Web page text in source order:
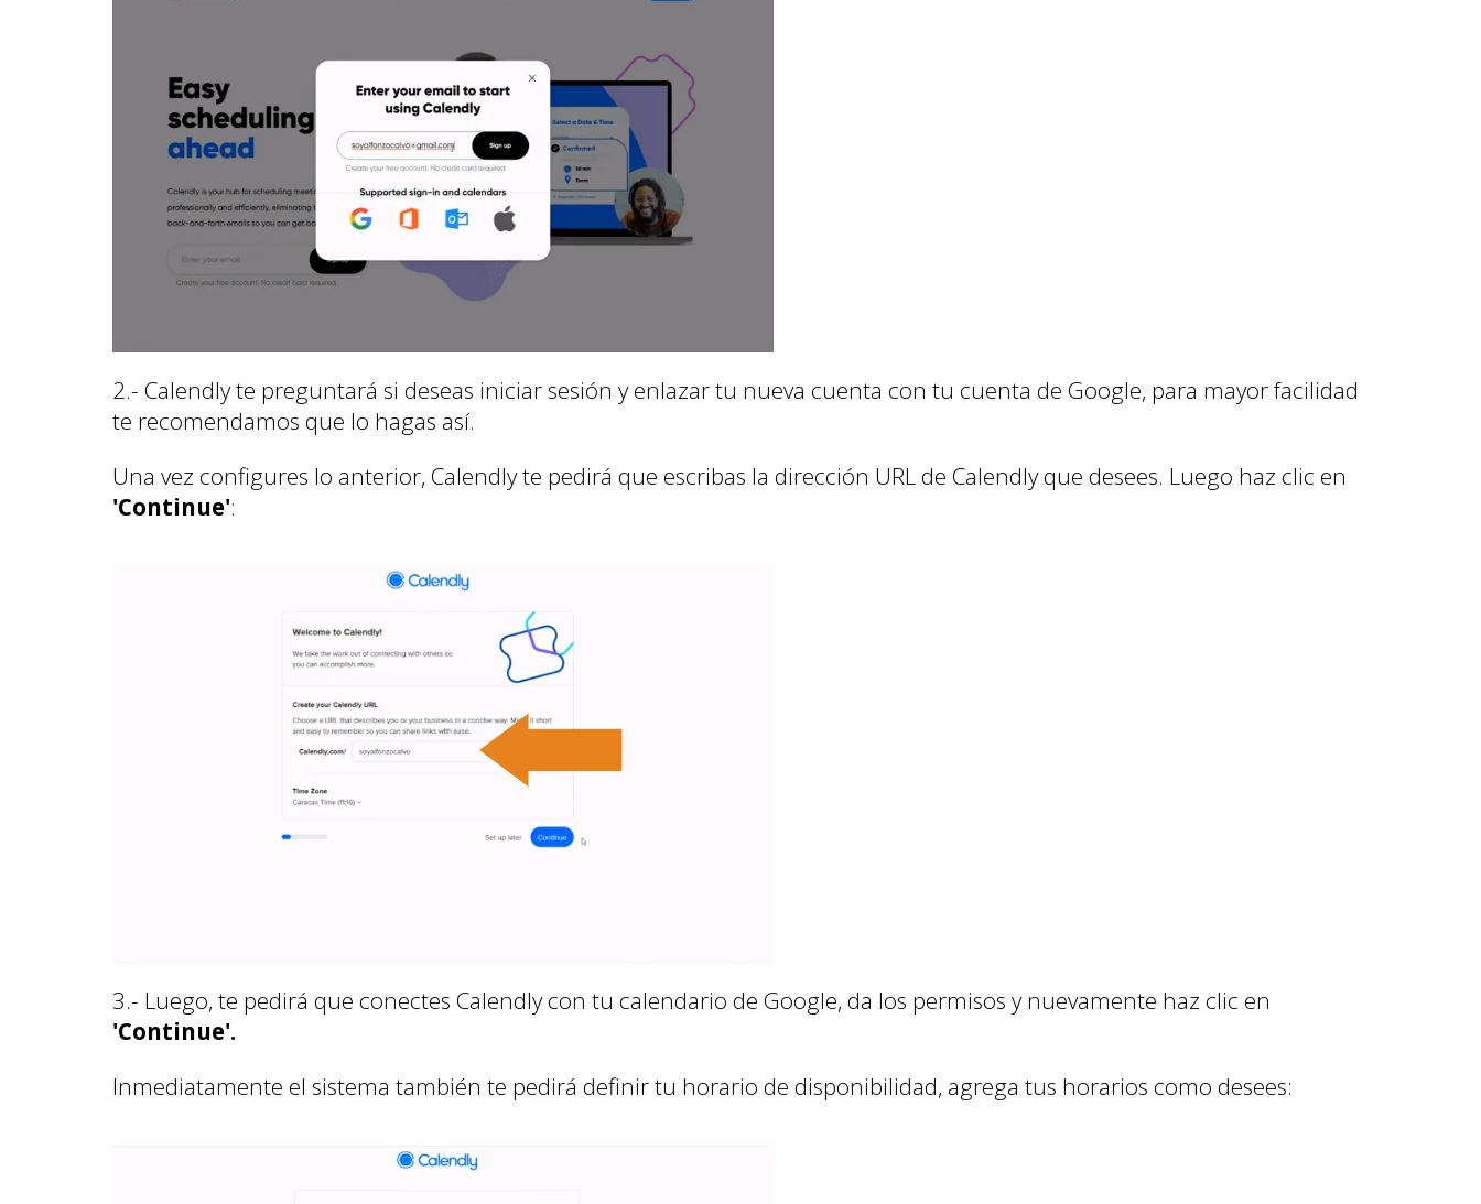
2.- Calendly te preguntará si deseas iniciar sesión y enlazar tu nueva cuenta con tu cuenta de Google, para mayor facilidad
te recomendamos que lo hagas así.
Una vez configures lo anterior, Calendly te pedirá que escribas la dirección URL de Calendly que desees. Luego haz clic en
'Continue':
3.- Luego, te pedirá que conectes Calendly con tu calendario de Google, da los permisos y nuevamente haz clic en
'Continue'.
Inmediatamente el sistema también te pedirá definir tu horario de disponibilidad, agrega tus horarios como desees: